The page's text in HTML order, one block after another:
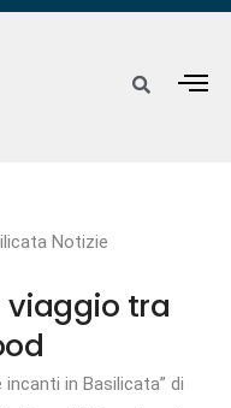
Notizie
viaggio tra
incanti in Basilicata” di